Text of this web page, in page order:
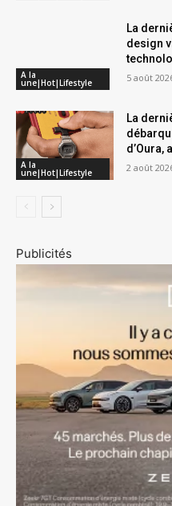
A la
une|Hot|Lifestyle
La
design
5 août
A la
une|Hot|Lifestyle
La
d’Oura,
2 août
Publicités